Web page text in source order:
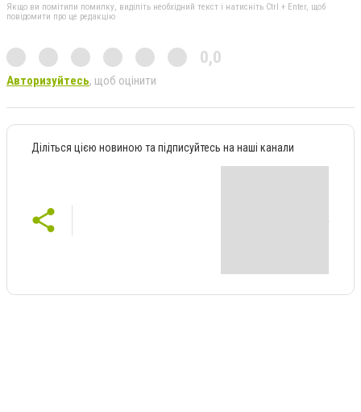
Якщо ви помітили помилку, виділіть необхідний текст і натисніть Ctrl + Enter, щоб
повідомити про це редакцію
0,0
Авторизуйтесь, щоб оцінити
Діліться цією новиною та підписуйтесь на наші канали